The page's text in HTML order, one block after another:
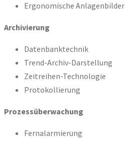
Ergonomische Anlagenbilder
Archivierung
Datenbanktechnik
Trend-Archiv-Darstellung
Zeitreihen-Technologie
Protokollierung
Prozessüberwachung
Fernalarmierung